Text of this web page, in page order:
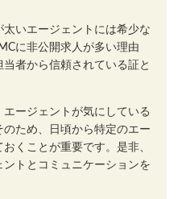
いエージェントには希少な
に非公開求人が多い理由
者から信頼されている証と
ージェントが気にしている
ため、日頃から特定のエー
くことが重要です。是非、
トとコミュニケーションを